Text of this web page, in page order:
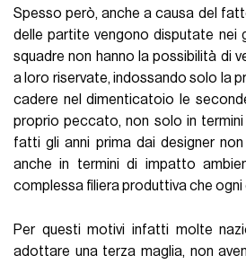
Spesso però, anche a causa del
delle partite vengono disputate nei
squadre non hanno la possibilità di
a loro riservate, indossando solo la
cadere nel dimenticatoio le
proprio peccato, non solo in
fatti gli anni prima dai designer
anche in termini di impatto
complessa filiera produttiva che ogni
Per questi motivi infatti molte
adottare una terza maglia, non